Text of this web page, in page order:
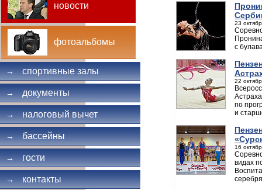
новости
фотоальбомы
→ спортивные залы
→ документы
→ налоговый вычет
→ бассейны
→ гости
→ контакты
23
с
22
по
и
16
видах